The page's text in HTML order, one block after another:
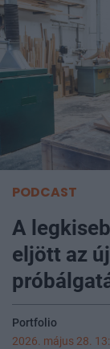
PODCAST
A
eljött az
Portfolio
2026. május 28.